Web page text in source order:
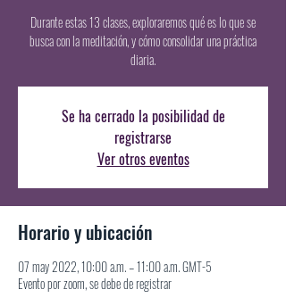
Durante estas 13 clases, exploraremos qué es lo que se
busca con la meditación, y cómo consolidar una práctica
diaria.
Se ha cerrado la posibilidad de
registrarse
Ver otros eventos
Horario y ubicación
07 may 2022, 10:00 a.m. – 11:00 a.m. GMT-5
Evento por zoom, se debe de registrar